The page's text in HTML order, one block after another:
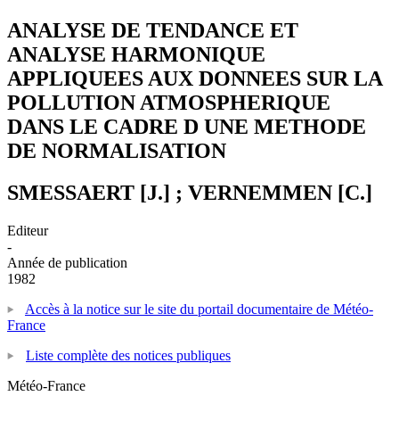
ANALYSE DE TENDANCE ET
ANALYSE HARMONIQUE
APPLIQUEES AUX DONNEES SUR LA
POLLUTION ATMOSPHERIQUE
DANS LE CADRE D UNE METHODE
DE NORMALISATION
SMESSAERT [J.] ; VERNEMMEN [C.]
Editeur
-
Année de publication
1982
Accès à la notice sur le site du portail documentaire de Météo-
France
Liste complète des notices publiques
Météo-France